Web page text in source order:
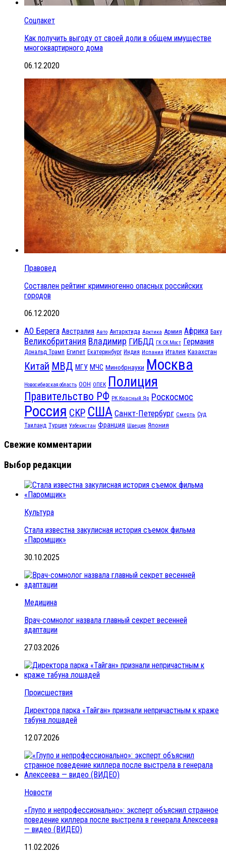
Соцпакет
Как получить выгоду от своей доли в общем имуществе
многоквартирного дома
06.12.2020
Правовед
Составлен рейтинг криминогенно опасных российских
городов
06.12.2020
АО Берега Австралия Авто Антарктида Арктика Армия Африка Баку
Великобритания Владимир ГИБДД ГК СК Мост Германия
Дональд Трамп Египет Екатеринбург Индия Испания Италия Казахстан
Китай МВД МГУ МЧС Минобрнауки Москва
Новосибирская область ООН ОПЕК Полиция
Правительство РФ РК Красный Яр Роскосмос
Россия СКР США Санкт-Петербург Смерть Суд
Таиланд Турция Узбекистан Франция Швеция Япония
Свежие комментарии
Выбор редакции
Культура
Стала известна закулисная история съемок фильма
«Паромщик»
30.10.2025
Медицина
Врач-сомнолог назвала главный секрет весенней
адаптации
27.03.2026
Происшествия
Директора парка «Тайган» признали непричастным к краже
табуна лошадей
12.07.2026
Новости
«Глупо и непрофессионально»: эксперт объяснил странное
поведение киллера после выстрела в генерала Алексеева
— видео (ВИДЕО)
11.02.2026